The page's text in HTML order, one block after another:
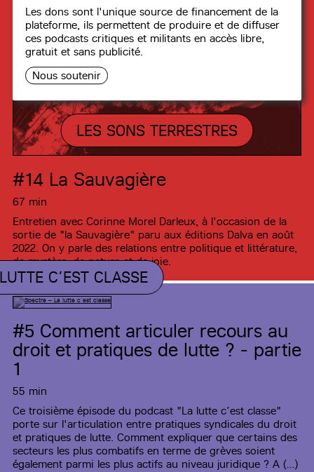
Les dons sont l'unique source de financement de la
plateforme, ils permettent de produire et de diffuser
ces podcasts critiques et militants en accès libre,
gratuit et sans publicité.
Nous soutenir
LES SONS TERRESTRES
#14 La Sauvagière
67 min
Entretien avec Corinne Morel Darleux, à l'occasion de la
sortie de "la Sauvagière" paru aux éditions Dalva en août
2022. On y parle des relations entre politique et littérature,
de mystère, de nature et de joie.
C’EST CLASSE
#5 Comment articuler recours au
droit et pratiques de lutte ? - partie
1
55 min
Ce troisième épisode du podcast "La lutte c’est classe"
porte sur l'articulation entre pratiques syndicales du droit
et pratiques de lutte. Comment expliquer que certains des
secteurs les plus combatifs en terme de grèves soient
également parmi les plus actifs au niveau juridique ? A (…)